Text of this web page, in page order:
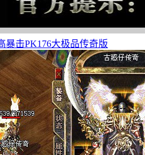
暴击PK176大极品传奇版